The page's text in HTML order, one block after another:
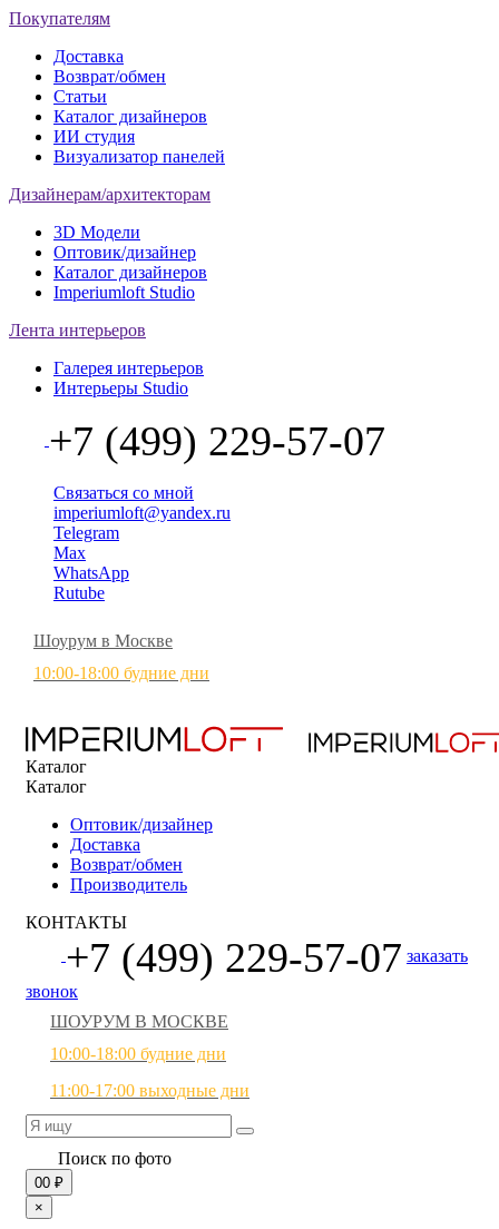
Покупателям
Доставка
Возврат/обмен
Статьи
Каталог дизайнеров
ИИ студия
Визуализатор панелей
Дизайнерам/архитекторам
3D Модели
Оптовик/дизайнер
Каталог дизайнеров
Imperiumloft Studio
Лента интерьеров
Галерея интерьеров
Интерьеры Studio
+7 (499) 229-57-07
Связаться со мной
imperiumloft@yandex.ru
Telegram
Max
WhatsApp
Rutube
Шоурум в Москве
10:00-18:00 будние дни
Каталог
Каталог
Оптовик/дизайнер
Доставка
Возврат/обмен
Производитель
КОНТАКТЫ
+7 (499) 229-57-07 заказать
звонок
ШОУРУМ В МОСКВЕ
10:00-18:00 будние дни
11:00-17:00 выходные дни
Поиск по фото
00 ₽
×